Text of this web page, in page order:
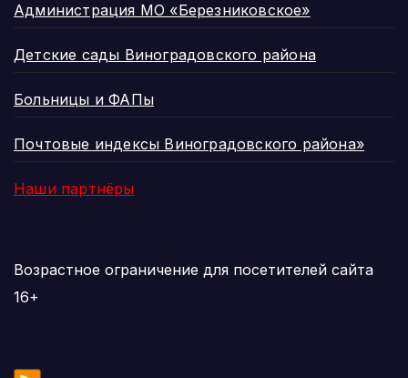
Администрация МО «Березниковское»
Детские сады Виноградовского района
Больницы и ФАПы
Почтовые индексы Виноградовского района»
Наши партнёры
Возрастное ограничение для посетителей сайта
16+